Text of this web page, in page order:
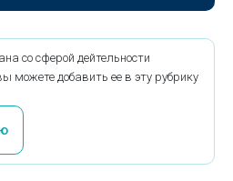
со сферой дейтельности
можете добавить ее в эту рубрику